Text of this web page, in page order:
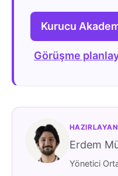
Kurucu
Görüşme
HAZIRLAYAN
Erdem
Yönetici